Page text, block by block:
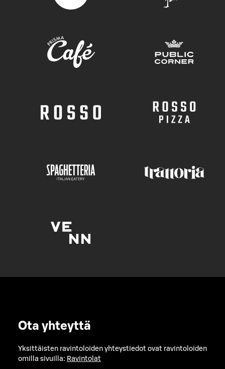
Ota yhteyttä
Yksittäisten ravintoloiden yhteystiedot ovat ravintoloiden
omilla sivuilla: Ravintolat